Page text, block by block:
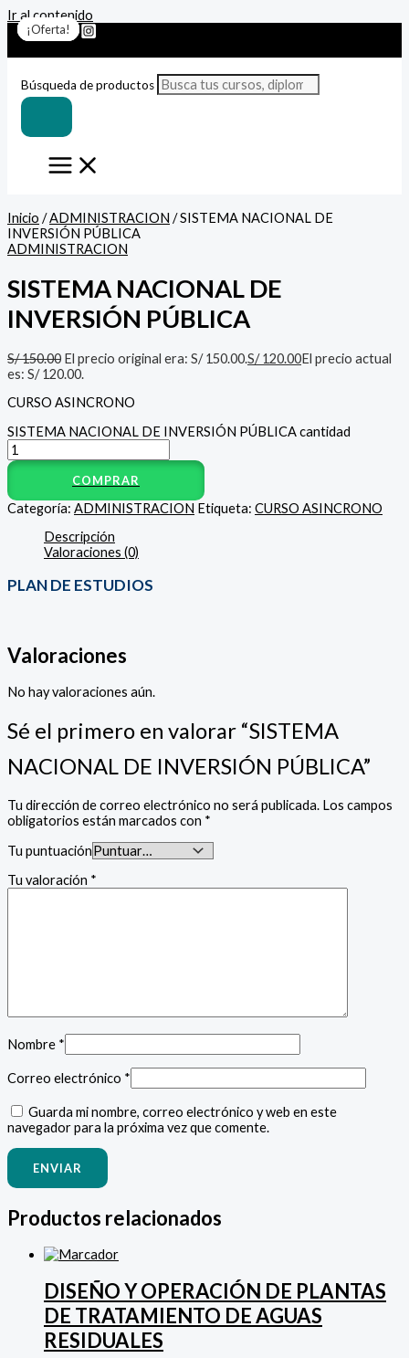
Ir al contenido
Búsqueda de productos
¡Oferta!
Inicio /ADMINISTRACION / SISTEMA NACIONAL DE
INVERSIÓN PÚBLICA
ADMINISTRACION
SISTEMA NACIONAL DE
INVERSIÓN PÚBLICA
S/150.00 El precio original era: S/ 150.00.S/120.00El precio actual
es: S/ 120.00.
CURSO ASINCRONO
SISTEMA NACIONAL DE INVERSIÓN PÚBLICA cantidad
COMPRAR
Categoría: ADMINISTRACION Etiqueta: CURSO ASINCRONO
Descripción
Valoraciones (0)
PLAN DE ESTUDIOS
Valoraciones
No hay valoraciones aún.
Sé el primero en valorar “SISTEMA
NACIONAL DE INVERSIÓN PÚBLICA”
Tu dirección de correo electrónico no será publicada. Los campos
obligatorios están marcados con *
Tu puntuación
Tu valoración *
Nombre *
Correo electrónico *
Guarda mi nombre, correo electrónico y web en este
navegador para la próxima vez que comente.
Productos relacionados
¡Oferta!
¡Oferta!
DISEÑO Y OPERACIÓN DE PLANTAS
DE TRATAMIENTO DE AGUAS
RESIDUALES
¡Oferta!
¡Oferta!
¡Oferta!
¡Oferta!